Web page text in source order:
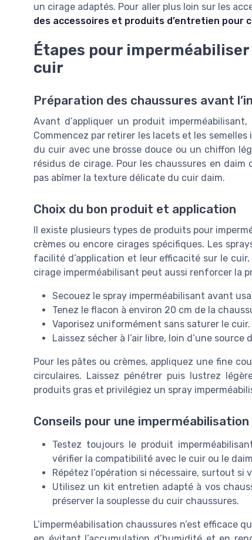
un cirage adaptés. Pour aller plus loin sur les
des accessoires et produits d’entretien pour
Étapes pour
cuir
Préparation des chaussures avant
Avant d’appliquer un produit
Commencez par retirer les lacets et les
du cuir avec une brosse douce ou un chiffon
résidus de cirage. Pour les chaussures en
pas abîmer la texture délicate du cuir daim.
Choix du bon produit et application
Il existe plusieurs types de produits pour
crèmes ou encore cirages spécifiques. Les
facilité d’application et leur efficacité sur le
cirage imperméabilisant peut aussi renforcer la
Secouez le spray imperméabilisant avant
Tenez le flacon à environ 20 cm de la
Vaporisez uniformément sans saturer le cuir.
Laissez sécher à l’air libre, loin d’une source
Pour les pâtes ou crèmes, appliquez une fine
circulaires. Laissez pénétrer puis lustrez
produits gras et privilégiez un spray
Conseils pour une
Testez toujours le produit
vérifier la compatibilité avec le cuir ou le
Répétez l’opération si nécessaire, surtout si
Utilisez un kit entretien adapté à vos
préserver la souplesse du cuir chaussures.
L’imperméabilisation chaussures n’est efficace